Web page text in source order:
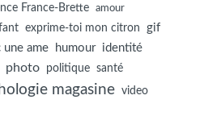
France-Brette amour
exprime-toi mon citron
gif
ame
humour identité
photo politique
santé
magasine video